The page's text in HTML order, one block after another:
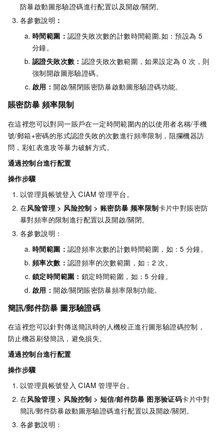
防暴啟動圖形驗證碼進行配置以及開啟/關閉。
各參數說明 ：
時間範圍： 認證失敗次數的計數時間範圍,如：預設為 5
分鐘。
認證失敗次數： 認證失敗次數範圍，如果設定為 0 次，則
強制開啟圖形驗證碼。
啟用：開啟/關閉賬密防暴啟動圖形驗證碼功能。
賬密防暴 頻率限制
在這裡您可以對同一賬戶在一定時間範圍內的以使用者名稱/手機
號/郵箱+密碼的形式認證失敗的次數進行頻率限制，阻攔機器訪
問，彩虹表進攻等暴力破解方式。
通過控制台進行配置
操作步驟
以管理員帳號登入 CIAM 管理平台。
在风险管理 > 风险控制 > 账密防暴 频率限制卡片中對賬密防
暴對頻率的限制進行配置以及開啟/關閉。
各參數說明：
時間範圍： 認證頻率次數的計數時間範圍，如：5 分鐘。
頻率次數： 認證頻率的次數範圍，如：2 次。
鎖定時間範圍： 鎖定時間範圍，如：5 分鐘。
啟用：開啟/關閉賬密防暴頻率限制功能。
簡訊/郵件防暴 圖形驗證碼
在這裡您可以針對傳送簡訊時的人機校正進行圖形驗證碼控制，
防止機器刷發簡訊，避免損失。
通過控制台進行配置
操作步驟
以管理員帳號登入 CIAM 管理平台。
在风险管理 > 风险控制 >短信/邮件防暴 图形验证码卡片中對
簡訊/郵件防暴啟動圖形驗證碼進行配置以及開啟/關閉。
各參數說明：